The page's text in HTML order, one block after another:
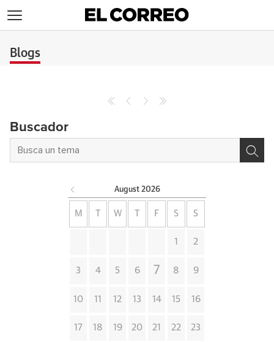
Blogs
Buscador
August 2026
M W F S S
1 2
3 4 5 6 7 8 9
10 11 12 13 14 15 16
17 18 19 20 21 22 23